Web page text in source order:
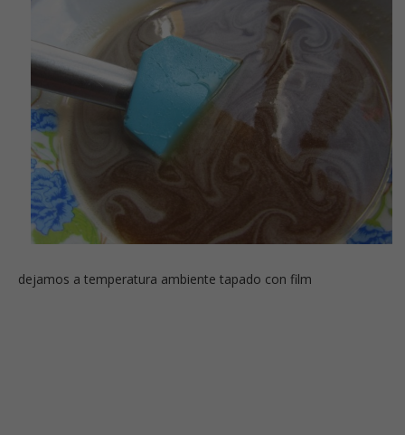
dejamos a temperatura ambiente tapado con film